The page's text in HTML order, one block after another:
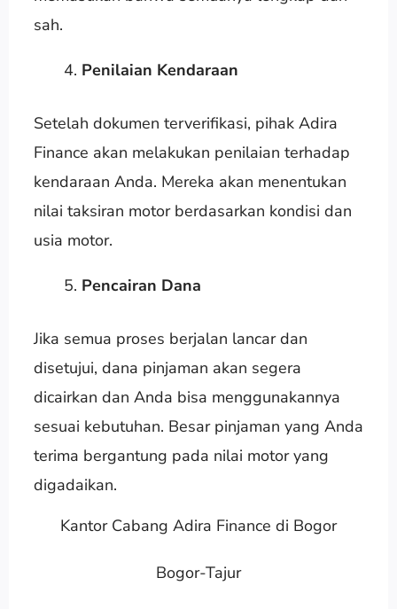
sah.
Penilaian Kendaraan
Setelah dokumen terverifikasi, pihak Adira
Finance akan melakukan penilaian terhadap
kendaraan Anda. Mereka akan menentukan
nilai taksiran motor berdasarkan kondisi dan
usia motor.
Pencairan Dana
Jika semua proses berjalan lancar dan
disetujui, dana pinjaman akan segera
dicairkan dan Anda bisa menggunakannya
sesuai kebutuhan. Besar pinjaman yang Anda
terima bergantung pada nilai motor yang
digadaikan.
Kantor Cabang Adira Finance di Bogor
Bogor-Tajur